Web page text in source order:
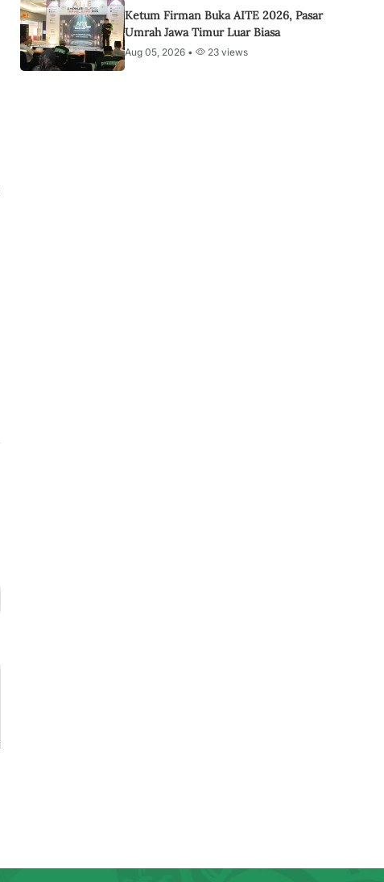
Ketum Firman Buka AITE 2026, Pasar
Umrah Jawa Timur Luar Biasa
Aug 05, 2026 • 23 views